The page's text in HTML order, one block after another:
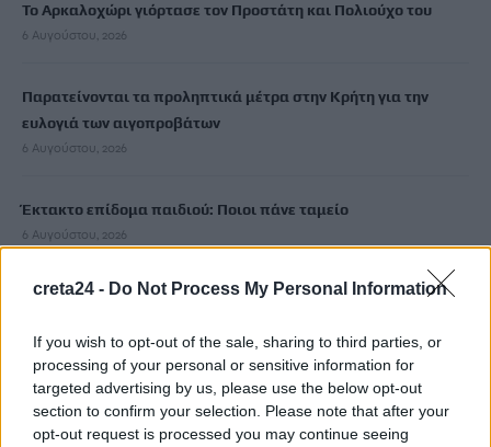
creta24 - Do Not Process My Personal Information
If you wish to opt-out of the sale, sharing to third parties, or
processing of your personal or sensitive information for
targeted advertising by us, please use the below opt-out
section to confirm your selection. Please note that after your
opt-out request is processed you may continue seeing
Το Αρκαλοχώρι γιόρτασε τον Προστάτη και Πολιούχο του
6 Αυγούστου, 2026
Παρατείνονται τα προληπτικά μέτρα στην Κρήτη για την
ευλογιά των αιγοπροβάτων
6 Αυγούστου, 2026
Έκτακτο επίδομα παιδιού: Ποιοι πάνε ταμείο
6 Αυγούστου, 2026
ΟΠΕΚΑ: Νέα πληρωμή στις 7 Αυγούστου για τρίτεκνες και
6 Αυγούστου, 2026
Χρίστος Δήμας: «Προχωρούν τα έργα σε όλο το μήκος του
ΒΟΑΚ»